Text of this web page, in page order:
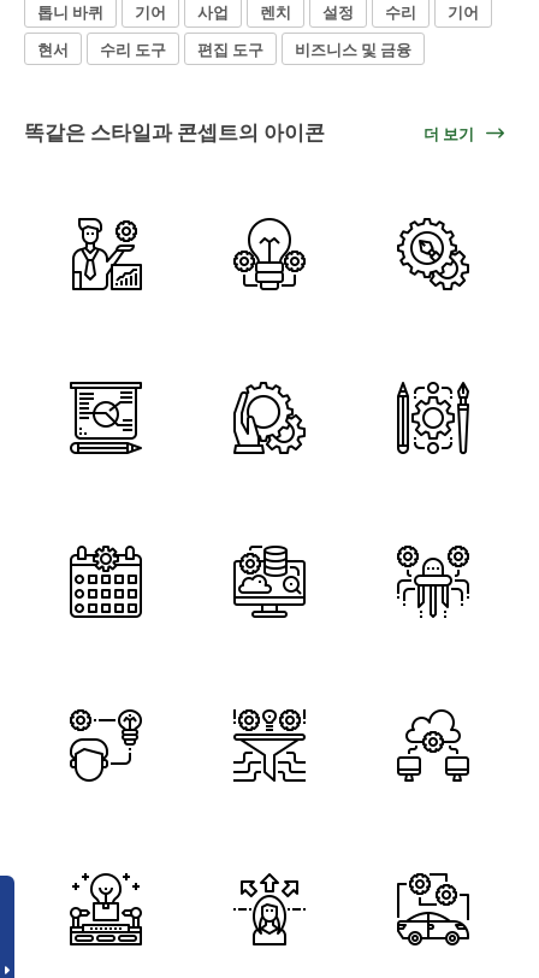
톱니 바퀴 기어 사업 렌치 설정 수리
기어
현서
수리 도구 편집 도구 비즈니스 및 금융
똑같은 스타일과 콘셉트의 아이콘 더 보기